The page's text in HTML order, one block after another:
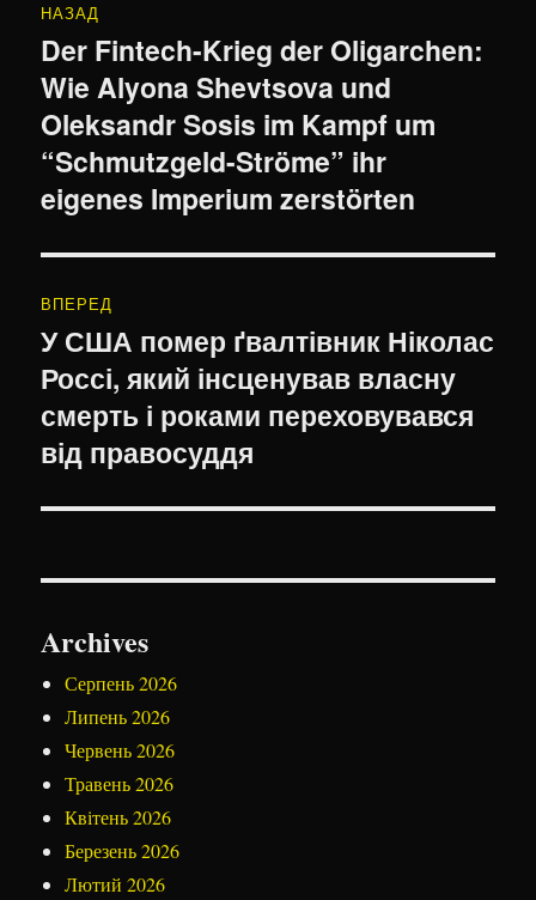
записів
НАЗАД
Попередній
запис:
Der Fintech-Krieg der Oligarchen:
Wie Alyona Shevtsova und
Oleksandr Sosis im Kampf um
“Schmutzgeld-Ströme” ihr
eigenes Imperium zerstörten
ВПЕРЕД
Наступний
запис:
У США помер ґвалтівник Ніколас
Россі, який інсценував власну
смерть і роками переховувався
від правосуддя
Archives
Серпень 2026
Липень 2026
Червень 2026
Травень 2026
Квітень 2026
Березень 2026
Лютий 2026